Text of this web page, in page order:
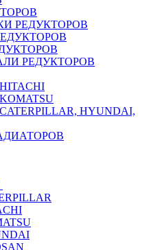
РЕДУКТОРОВ
РЕДУКТОРОВ
HYUNDAI,